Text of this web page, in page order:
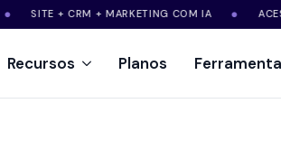
SITE + CRM + MARKETING COM IA ● ACESSO
Recursos Planos